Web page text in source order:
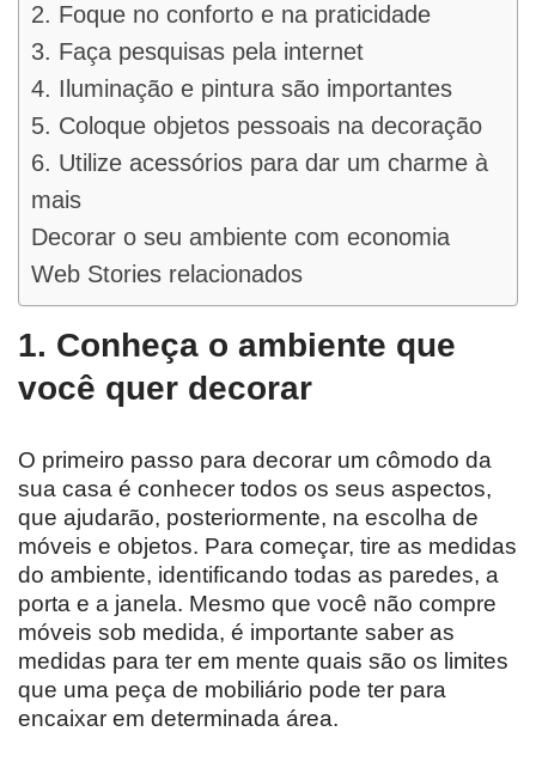
2. Foque no conforto e na praticidade
3. Faça pesquisas pela internet
4. Iluminação e pintura são importantes
5. Coloque objetos pessoais na decoração
6. Utilize acessórios para dar um charme à
mais
Decorar o seu ambiente com economia
Web Stories relacionados
1. Conheça o ambiente que
você quer decorar
O primeiro passo para decorar um cômodo da
sua casa é conhecer todos os seus aspectos,
que ajudarão, posteriormente, na escolha de
móveis e objetos. Para começar, tire as medidas
do ambiente, identificando todas as paredes, a
porta e a janela. Mesmo que você não compre
móveis sob medida, é importante saber as
medidas para ter em mente quais são os limites
que uma peça de mobiliário pode ter para
encaixar em determinada área.